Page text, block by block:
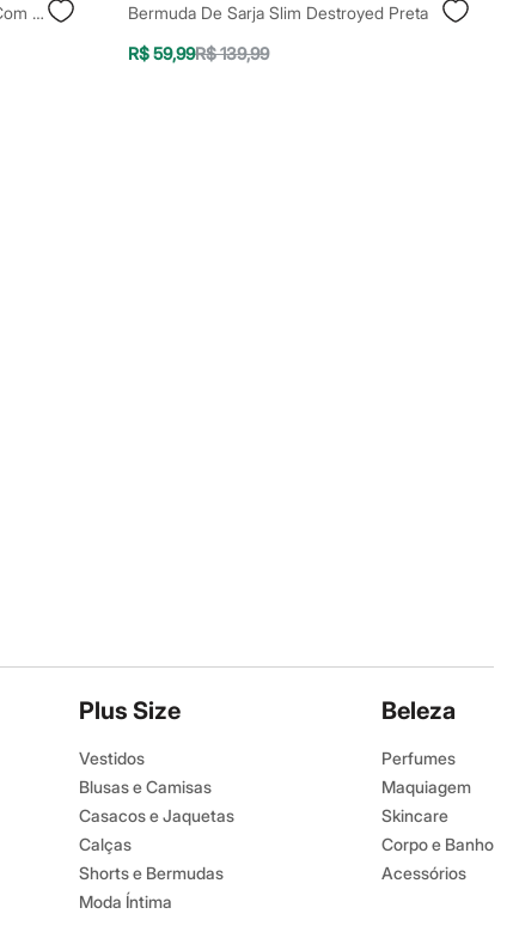
Bermuda Reta Masculina De Sarja Com Bolsos Chino Cinza
Bermuda De Sarja Slim Destroyed Preta
R$ 59,99R$ 139,99
Plus Size
Vestidos
Blusas e Camisas
Casacos e Jaquetas
Calças
Shorts e Bermudas
Moda Íntima
Beleza
Perfumes
Maquiagem
Skincare
Corpo e Banho
Acessórios